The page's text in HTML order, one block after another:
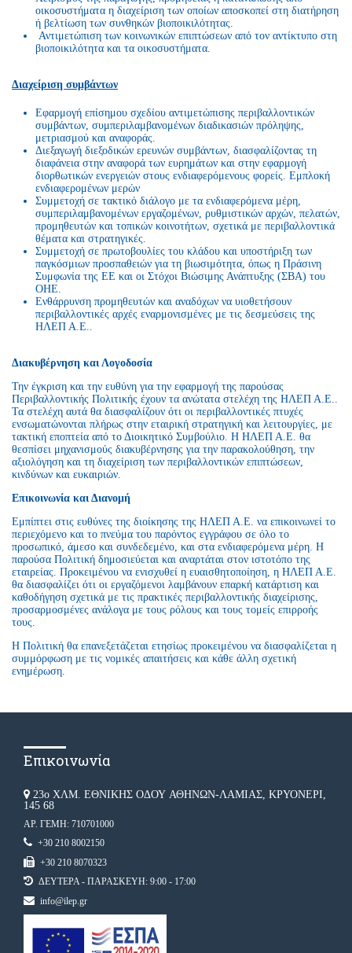
οικοσυστήματα η διαχείριση των οποίων αποσκοπεί στη διατήρηση
ή βελτίωση των συνθηκών βιοποικιλότητας.
Αντιμετώπιση των κοινωνικών επιπτώσεων από τον αντίκτυπο στη
βιοποικιλότητα και τα οικοσυστήματα.
Διαχείριση συμβάντων
Εφαρμογή επίσημου σχεδίου αντιμετώπισης περιβαλλοντικών
συμβάντων, συμπεριλαμβανομένων διαδικασιών πρόληψης,
μετριασμού και αναφοράς.
Διεξαγωγή διεξοδικών ερευνών συμβάντων, διασφαλίζοντας τη
διαφάνεια στην αναφορά των ευρημάτων και στην εφαρμογή
διορθωτικών ενεργειών στους ενδιαφερόμενους φορείς. Εμπλοκή
ενδιαφερομένων μερών
Συμμετοχή σε τακτικό διάλογο με τα ενδιαφερόμενα μέρη,
συμπεριλαμβανομένων εργαζομένων, ρυθμιστικών αρχών, πελατών,
προμηθευτών και τοπικών κοινοτήτων, σχετικά με περιβαλλοντικά
θέματα και στρατηγικές.
Συμμετοχή σε πρωτοβουλίες του κλάδου και υποστήριξη των
παγκόσμιων προσπαθειών για τη βιωσιμότητα, όπως η Πράσινη
Συμφωνία της ΕΕ και οι Στόχοι Βιώσιμης Ανάπτυξης (ΣΒΑ) του
ΟΗΕ.
Ενθάρρυνση προμηθευτών και αναδόχων να υιοθετήσουν
περιβαλλοντικές αρχές εναρμονισμένες με τις δεσμεύσεις της
ΗΛΕΠ Α.Ε..
Διακυβέρνηση και Λογοδοσία
Την έγκριση και την ευθύνη για την εφαρμογή της παρούσας
Περιβαλλοντικής Πολιτικής έχουν τα ανώτατα στελέχη της ΗΛΕΠ Α.Ε..
Τα στελέχη αυτά θα διασφαλίζουν ότι οι περιβαλλοντικές πτυχές
ενσωματώνονται πλήρως στην εταιρική στρατηγική και λειτουργίες, με
τακτική εποπτεία από το Διοικητικό Συμβούλιο. Η ΗΛΕΠ Α.Ε. θα
θεσπίσει μηχανισμούς διακυβέρνησης για την παρακολούθηση, την
αξιολόγηση και τη διαχείριση των περιβαλλοντικών επιπτώσεων,
κινδύνων και ευκαιριών.
Επικοινωνία και Διανομή
Εμπίπτει στις ευθύνες της διοίκησης της ΗΛΕΠ Α.Ε. να επικοινωνεί το
περιεχόμενο και το πνεύμα του παρόντος εγγράφου σε όλο το
προσωπικό, άμεσο και συνδεδεμένο, και στα ενδιαφερόμενα μέρη. Η
παρούσα Πολιτική δημοσιεύεται και αναρτάται στον ιστοτόπο της
εταιρείας. Προκειμένου να ενισχυθεί η ευαισθητοποίηση, η ΗΛΕΠ Α.Ε.
θα διασφαλίζει ότι οι εργαζόμενοι λαμβάνουν επαρκή κατάρτιση και
καθοδήγηση σχετικά με τις πρακτικές περιβαλλοντικής διαχείρισης,
προσαρμοσμένες ανάλογα με τους ρόλους και τους τομείς επιρροής
τους.
Η Πολιτική θα επανεξετάζεται ετησίως προκειμένου να διασφαλίζεται η
συμμόρφωση με τις νομικές απαιτήσεις και κάθε άλλη σχετική
ενημέρωση.
Επικοινωνία
23ο ΧΛΜ. ΕΘΝΙΚΗΣ ΟΔΟΥ ΑΘΗΝΩΝ-ΛΑΜΙΑΣ, ΚΡΥΟΝΕΡΙ,
145 68
ΑΡ. ΓΕΜΗ: 710701000
+30 210 8002150
+30 210 8070323
ΔΕΥΤΕΡΑ - ΠΑΡΑΣΚΕΥΗ: 9:00 - 17:00
info@ilep.gr